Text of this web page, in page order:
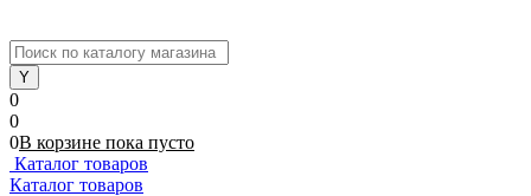
0
0
0В корзине пока пусто
Каталог товаров
Каталог товаров